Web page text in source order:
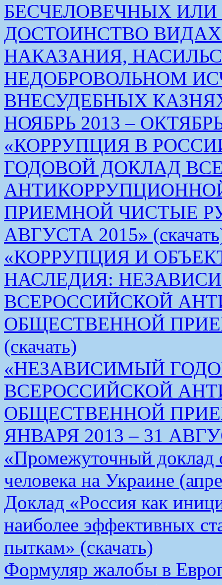
БЕСЧЕЛОВЕЧНЫХ
ДОСТОИНСТВО
НАКАЗАНИЯ,
НЕДОБРОВОЛЬНОМ
ВНЕСУДЕБНЫХ
НОЯБРЬ 2013 – ОКТЯБРЬ
«КОРРУПЦИЯ В
ГОДОВОЙ ДОКЛАД
ПРИЕМНОЙ ЧИСТЫЕ
АВГУСТА 2015»
«КОРРУПЦИЯ И
НАСЛЕДИЯ:
ВСЕРОССИЙСКОЙ
ОБЩЕСТВЕННОЙ
(скачать)
«НЕЗАВИСИМЫЙ
ВСЕРОССИЙСКОЙ
ОБЩЕСТВЕННОЙ
ЯНВАРЯ 2013 – 31
«Промежуточный доклад
человека на Украине
Доклад «Россия как
наиболее эффективных
пыткам» (скачать)
Формуляр жалобы в